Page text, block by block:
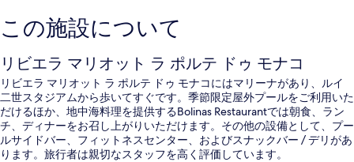
この施設について
リビエラ マリオット ラ ポルテ ドゥ モナコ
リビエラ マリオット ラ ポルテ ドゥ モナコにはマリーナがあり、ルイ
二世スタジアムから歩いてすぐです。季節限定屋外プールをご利用いた
だけるほか、地中海料理を提供するBolinas Restaurantでは朝食、ラン
チ、ディナーをお召し上がりいただけます。その他の設備として、プー
ルサイドバー、フィットネスセンター、およびスナックバー / デリがあ
ります。旅行者は親切なスタッフを高く評価しています。